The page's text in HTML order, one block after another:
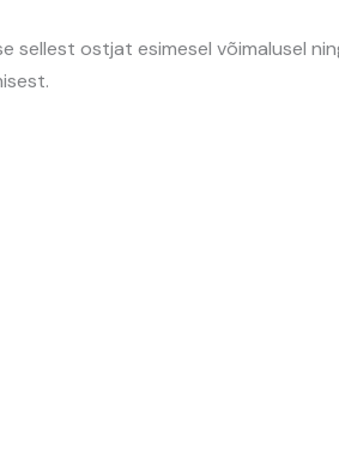
sellest ostjat esimesel võimalusel